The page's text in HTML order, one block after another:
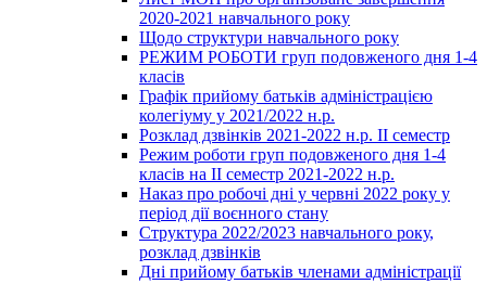
2020-2021 навчального року
Щодо структури навчального року
РЕЖИМ РОБОТИ груп подовженого дня 1-4
класів
Графік прийому батьків адміністрацією
колегіуму у 2021/2022 н.р.
Розклад дзвінків 2021-2022 н.р. ІІ семестр
Режим роботи груп подовженого дня 1-4
класів на ІІ семестр 2021-2022 н.р.
Наказ про робочі дні у червні 2022 року у
період дії воєнного стану
Структура 2022/2023 навчального року,
розклад дзвінків
Дні прийому батьків членами адміністрації